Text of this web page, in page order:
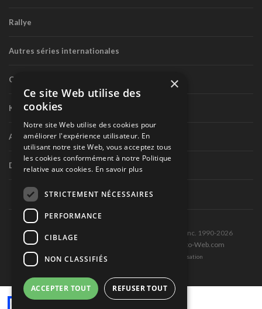
Rallye
Autres séries internationales
Circuit routier canadien
Karting
Autres séries nationales
Divers
Tous droits réservés © Les Éditions Pole-Position inc. 1990-2026
Ce site est produit et hébergé par Montréal-Photo-Web.com
Politique de confidentialité et Conditions d’utilisation
×
Ce site Web utilise des
cookies
Notre site Web utilise des cookies pour
améliorer l'expérience utilisateur. En
utilisant notre site Web, vous acceptez tous
les cookies conformément à notre Politique
relative aux cookies. En savoir plus
STRICTEMENT NÉCESSAIRES
PERFORMANCE
CIBLAGE
NON CLASSIFIÉS
ACCEPTER TOUT REFUSER TOUT